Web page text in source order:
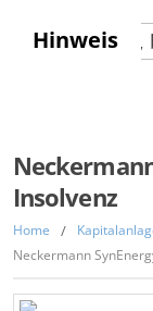
Hinweis
Besucher,
Insolvenz
Home /
Neckermann